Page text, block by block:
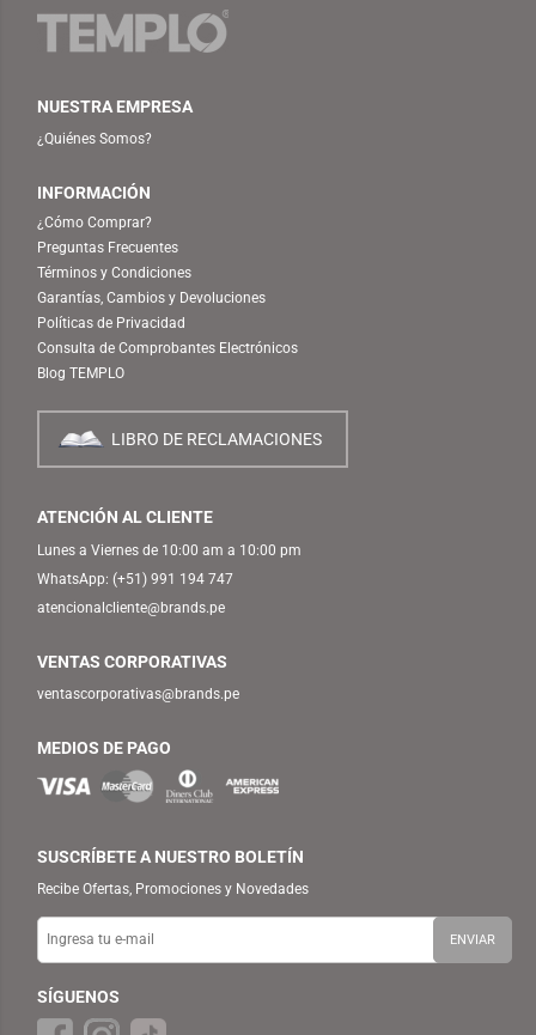
NUESTRA EMPRESA
¿Quiénes Somos?
INFORMACIÓN
¿Cómo Comprar?
Preguntas Frecuentes
Términos y Condiciones
Garantías, Cambios y Devoluciones
Políticas de Privacidad
Consulta de Comprobantes Electrónicos
Blog TEMPLO
LIBRO DE RECLAMACIONES
ATENCIÓN AL CLIENTE
Lunes a Viernes de 10:00 am a 10:00 pm
WhatsApp: (+51) 991 194 747
atencionalcliente@brands.pe
VENTAS CORPORATIVAS
ventascorporativas@brands.pe
MEDIOS DE PAGO
SUSCRÍBETE A NUESTRO BOLETÍN
Recibe Ofertas, Promociones y Novedades
SÍGUENOS